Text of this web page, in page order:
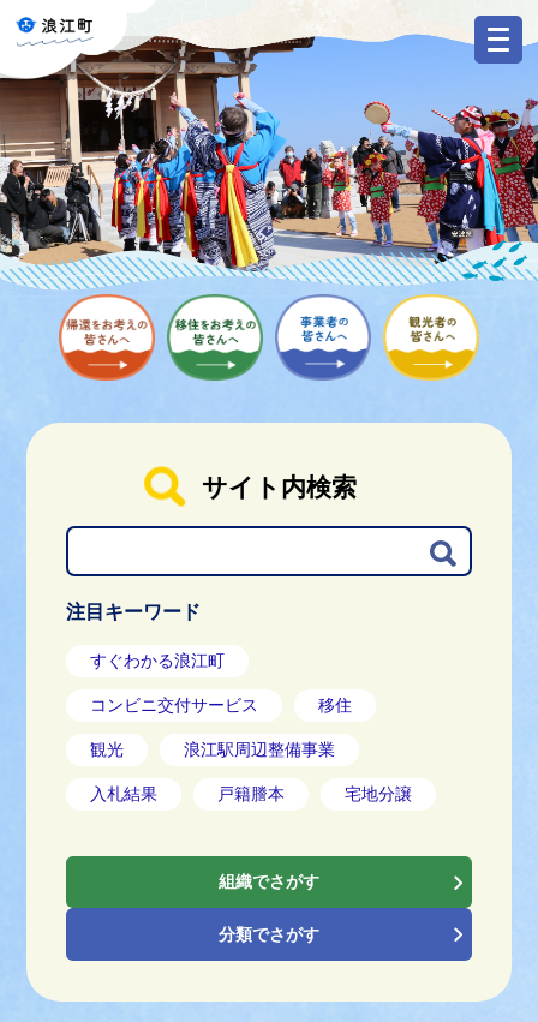
の
頭
で
す
。
ー
飛
ば
し
て
本
文
へ
サイト内検索
G
o
g
e
カ
ス
タ
ム
注目キーワード
すぐわかる浪江町
コンビニ交付サービス 移住
観光 浪江駅周辺整備事業
入札結果 戸籍謄本 宅地分譲
組織でさがす
分類でさがす